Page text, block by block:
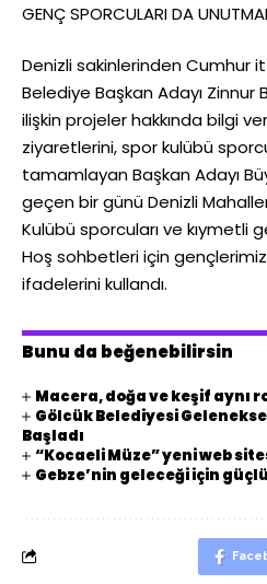
GENÇ SPORCULARI DA
Denizli sakinlerinden Cumhur
Belediye Başkan Adayı
ilişkin projeler hakkında bilgi
ziyaretlerini, spor kulübü
tamamlayan Başkan Adayı
geçen bir günü Denizli
Kulübü sporcuları ve kıymetli
Hoş sohbetleri için
ifadelerini kullandı.
Bunu da beğenebilirsin
Macera, doğa ve keşif aynı
Gölcük Belediyesi
Başladı
“Kocaeli Müze” yeni web
Gebze’nin geleceği için